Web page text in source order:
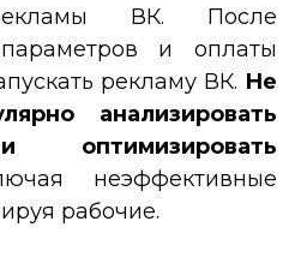
ВК. После
и оплаты
рекламу ВК. Не
анализировать
оптимизировать
неэффективные
рабочие.